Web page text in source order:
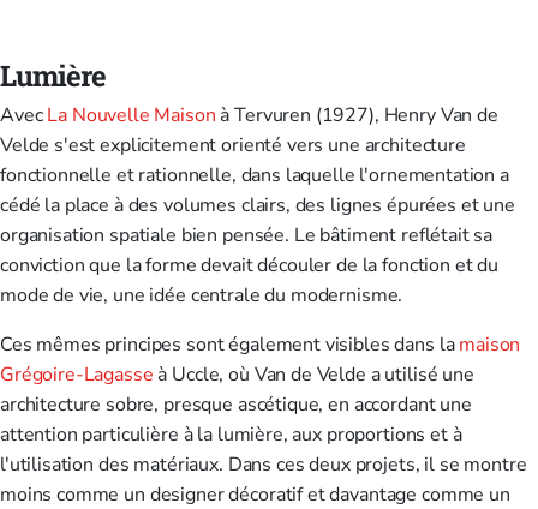
Lumière
AvecLa Nouvelle Maison à Tervuren (1927), Henry Van de
Velde s'est explicitement orienté vers une architecture
fonctionnelle et rationnelle, dans laquelle l'ornementation a
cédé la place à des volumes clairs, des lignes épurées et une
organisation spatiale bien pensée. Le bâtiment reflétait sa
conviction que la forme devait découler de la fonction et du
mode de vie, une idée centrale du modernisme.
Ces mêmes principes sont également visibles dans lamaison
Grégoire-Lagasse à Uccle, où Van de Velde a utilisé une
architecture sobre, presque ascétique, en accordant une
attention particulière à la lumière, aux proportions et à
l'utilisation des matériaux. Dans ces deux projets, il se montre
moins comme un designer décoratif et davantage comme un